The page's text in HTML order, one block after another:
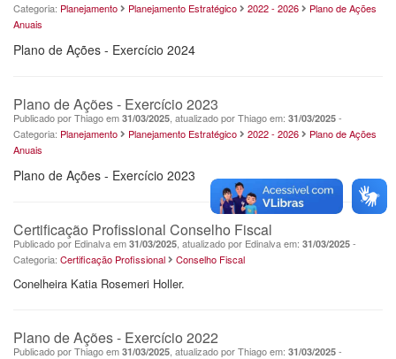
Categoria: Planejamento Planejamento Estratégico 2022 - 2026
Plano de Ações
Anuais
Plano de Ações - Exercício 2024
Plano de Ações - Exercício 2023
Publicado por Thiago em 31/03/2025 , atualizado por Thiago em: 31/03/2025 -
Categoria: Planejamento Planejamento Estratégico 2022 - 2026
Plano de Ações
Anuais
Plano de Ações - Exercício 2023
Certificação Profissional Conselho Fiscal
Publicado por Edinalva em 31/03/2025 , atualizado por Edinalva em: 31/03/2025 -
Categoria: Certificação Profissional Conselho Fiscal
Conelheira Katia Rosemeri Holler.
Plano de Ações - Exercício 2022
Publicado por Thiago em 31/03/2025 , atualizado por Thiago em: 31/03/2025 -